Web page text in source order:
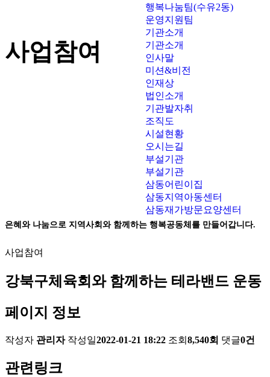
행복나눔팀(수유2동)
운영지원팀
기관소개
기관소개
인사말
미션&비전
인재상
법인소개
기관발자취
조직도
시설현황
오시는길
부설기관
부설기관
삼동어린이집
삼동지역아동센터
삼동재가방문요양센터
사업참여
은혜와 나눔으로 지역사회와 함께하는 행복공동체를 만들어갑니다.
사업참여
강북구체육회와 함께하는 테라밴드 운동
페이지 정보
작성자 관리자 작성일2022-01-21 18:22 조회 8,540회 댓글0건
관련링크